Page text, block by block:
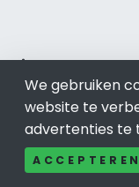
Direct naar
Rijscholen
Fietswinkels
Taxi Apeldoorn
Kapper Apeldoorn
We gebruiken
website te
advertenties te
ACCEPTEREN